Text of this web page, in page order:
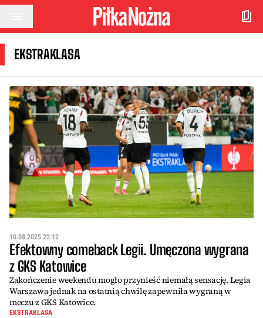
Przejdź do treści
EKSTRAKLASA
10.08.2025 22:12
Efektowny comeback Legii. Umęczona wygrana
z GKS Katowice
Zakończenie weekendu mogło przynieść niemałą sensację. Legia
Warszawa jednak na ostatnią chwilę zapewniła wygraną w
meczu z GKS Katowice.
EKSTRAKLASA